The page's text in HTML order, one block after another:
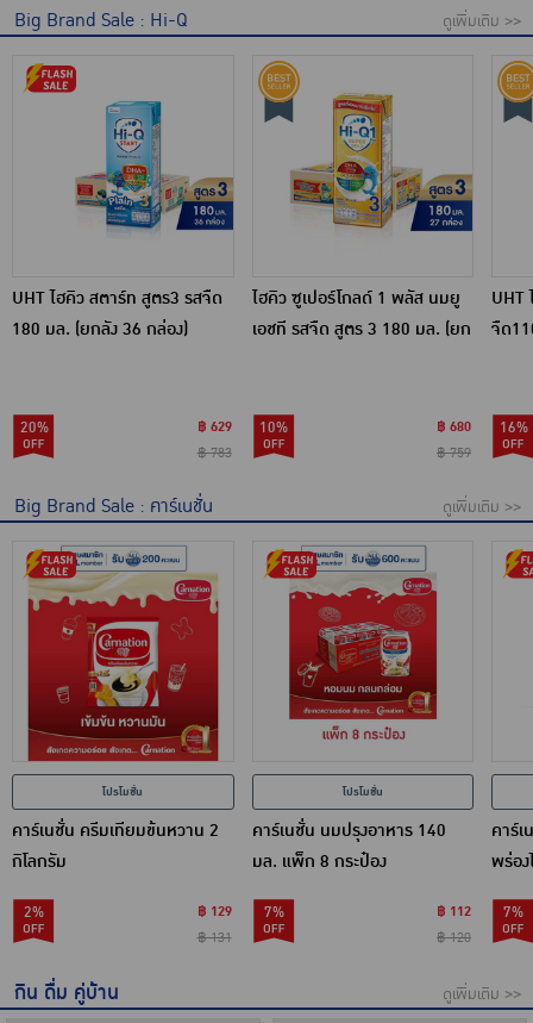
Big Brand Sale : Hi-Q ดูเพิ่มเติม >>
UHT ไฮคิว สตาร์ท สูตร3 รสจืด
180 มล. (ยกลัง 36 กล่อง)
20%
฿ 629
฿ 783
ไฮคิว ซูเปอร์โกลด์ 1 พลัส นมยู
เอชที รสจืด สูตร 3 180 มล. (ยก
10%
฿ 680
฿ 759
UHT
จืด
16%
Big Brand Sale : คาร์เนชั่น ดูเพิ่มเติม >>
โปรโมชั่น
คาร์เนชั่น ครีมเทียมข้นหวาน 2
กิโลกรัม
2%
฿ 129
฿ 131
โปรโมชั่น
คาร์เนชั่น นมปรุงอาหาร 140
มล. แพ็ก 8 กระป๋อง
7%
฿ 112
฿ 120
คาร์
พร่อ
7%
กิน ดื่ม คู่บ้าน ดูเพิ่มเติม >>